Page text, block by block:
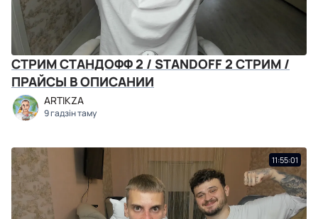
СТРИМ СТАНДОФФ 2 / STANDOFF 2 СТРИМ /
ПРАЙСЫ В ОПИСАНИИ
ARTIKZA
9 гадзін таму
11:55:01